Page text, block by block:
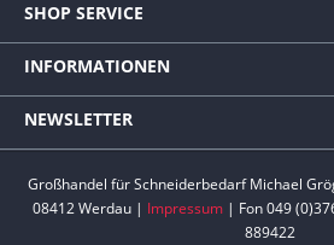
SHOP SERVICE
INFORMATIONEN
NEWSLETTER
Großhandel für Schneiderbedarf Michael
08412 Werdau | Impressum | Fon 049
889422